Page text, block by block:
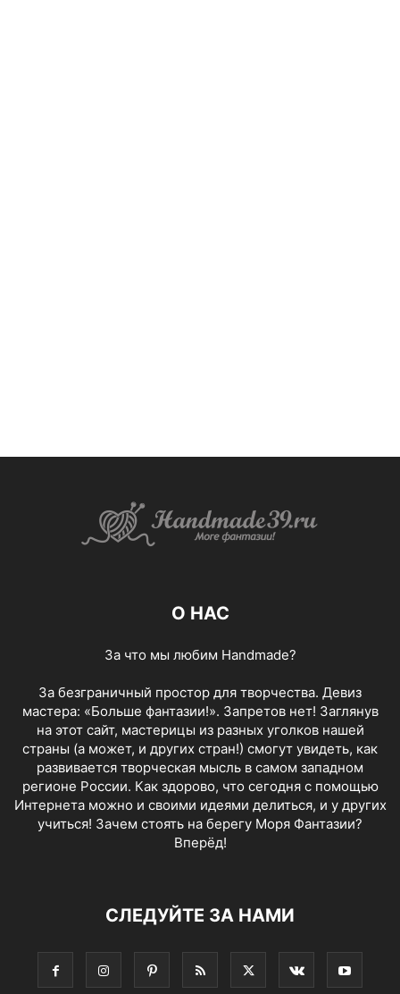
О НАС
За что мы любим Handmade?
За безграничный простор для творчества. Девиз
мастера: «Больше фантазии!». Запретов нет! Заглянув
на этот сайт, мастерицы из разных уголков нашей
страны (а может, и других стран!) смогут увидеть, как
развивается творческая мысль в самом западном
регионе России. Как здорово, что сегодня с помощью
Интернета можно и своими идеями делиться, и у других
учиться! Зачем стоять на берегу Моря Фантазии?
Вперёд!
СЛЕДУЙТЕ ЗА НАМИ